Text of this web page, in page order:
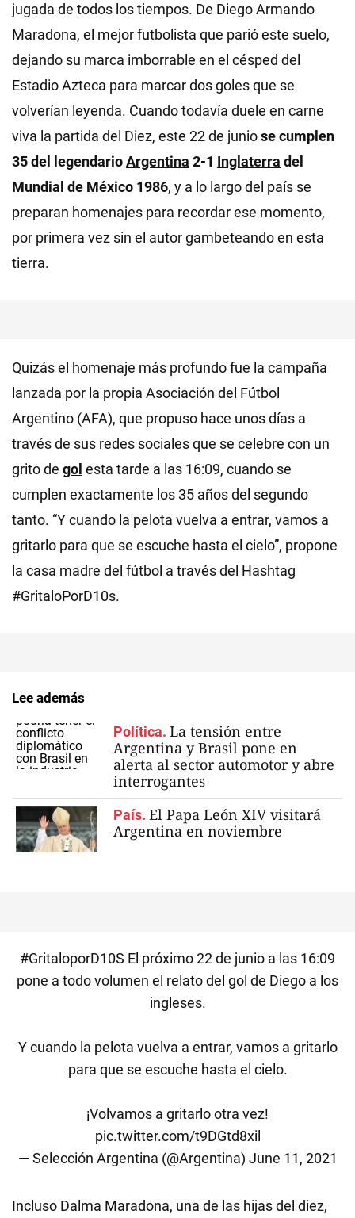
jugada de todos los tiempos. De Diego Armando
Maradona, el mejor futbolista que parió este suelo,
dejando su marca imborrable en el césped del
Estadio Azteca para marcar dos goles que se
volverían leyenda. Cuando todavía duele en carne
viva la partida del Diez, este 22 de juniose cumplen
35 del legendarioArgentina 2-1 Inglaterra del
Mundial de México 1986, y a lo largo del país se
preparan homenajes para recordar ese momento,
por primera vez sin el autor gambeteando en esta
tierra.
Quizás el homenaje más profundo fue la campaña
lanzada por la propia Asociación del Fútbol
Argentino (AFA), que propuso hace unos días a
través de sus redes sociales que se celebre con un
grito de gol esta tarde a las 16:09, cuando se
cumplen exactamente los 35 años del segundo
tanto. “Y cuando la pelota vuelva a entrar, vamos a
gritarlo para que se escuche hasta el cielo”, propone
la casa madre del fútbol a través del Hashtag
#GritaloPorD10s.
Lee además
Política. La tensión entre
Argentina y Brasil pone en
alerta al sector automotor y abre
interrogantes
País. El Papa León XIV visitará
Argentina en noviembre
#GritaloporD10S El próximo 22 de junio a las 16:09
pone a todo volumen el relato del gol de Diego a los
ingleses.
Y cuando la pelota vuelva a entrar, vamos a gritarlo
para que se escuche hasta el cielo.
¡Volvamos a gritarlo otra vez!
pic.twitter.com/t9DGtd8xil
— Selección Argentina (@Argentina) June 11, 2021
Incluso Dalma Maradona, una de las hijas del diez,